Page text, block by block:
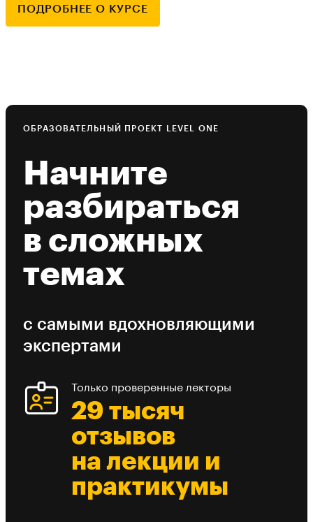
ПОДРОБНЕЕ О КУРСЕ
ОБРАЗОВАТЕЛЬНЫЙ ПРОЕКТ LEVEL ONE
Начните
разбираться
в сложных
темах
с самыми вдохновляющими
экспертами
Только проверенные лекторы
29 тысяч
отзывов
на лекции и
практикумы